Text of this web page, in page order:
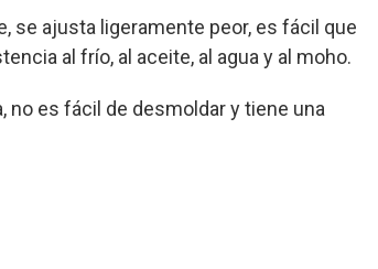
se ajusta ligeramente peor, es fácil que
al frío, al aceite, al agua y al moho.
no es fácil de desmoldar y tiene una